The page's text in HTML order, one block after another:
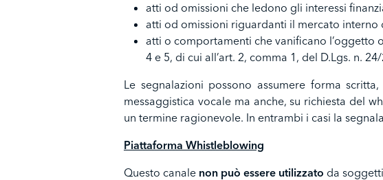
atti od omissioni che ledono gli interessi
atti od omissioni riguardanti il mercato interno
atti o comportamenti che vanificano l’oggetto
4 e 5, di cui all’art. 2, comma 1, del D.Lgs. n.
Le segnalazioni possono assumere forma
messaggistica vocale ma anche, su richiesta del
un termine ragionevole. In entrambi i casi la
Piattaforma Whistleblowing
Questo canale non può essere utilizzato da